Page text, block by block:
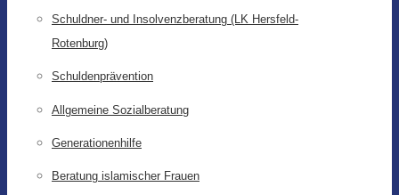
Schuldner- und Insolvenzberatung (LK Hersfeld-
Rotenburg)
Schuldenprävention
Allgemeine Sozialberatung
Generationenhilfe
Beratung islamischer Frauen